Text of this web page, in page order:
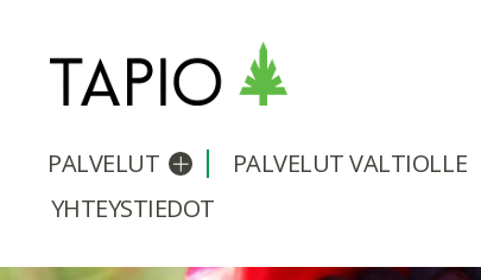
PALVELUT Avaa/sulje alavalikko
PALVELUT VALTIOLLE
YHTEYSTIEDOT